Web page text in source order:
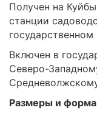
Получен на
станции
Включен в
Северо-
Размеры и форма